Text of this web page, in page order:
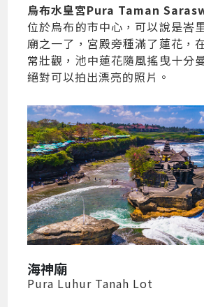
烏布水皇宮Pura Taman
位於烏布的市中心，可以說是峇
廟之一了，宮殿旁種滿了蓮花，
常壯觀，池中蓮花隨風搖曳十分
絕對可以拍出漂亮的照片。
海神廟
Pura Luhur Tanah Lot